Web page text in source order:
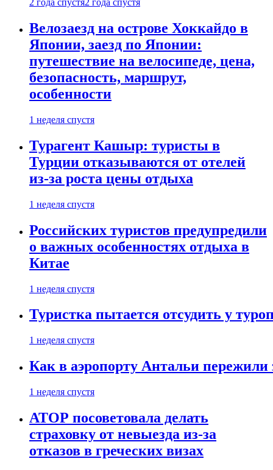
2 года спустя2 года спустя
Велозаезд на острове Хоккайдо в
Японии, заезд по Японии:
путешествие на велосипеде, цена,
безопасность, маршрут,
особенности
1 неделя спустя
Турагент Кашыр: туристы в
Турции отказываются от отелей
из-за роста цены отдыха
1 неделя спустя
Российских туристов предупредили
о важных особенностях отдыха в
Китае
1 неделя спустя
Туристка пытается отсудить у
1 неделя спустя
Как в аэропорту Антальи
1 неделя спустя
АТОР посоветовала делать
страховку от невыезда из-за
отказов в греческих визах